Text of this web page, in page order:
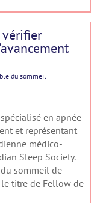
du sommeil
en apnée
et représentant
médico-
Sleep Society.
sommeil de
le titre de Fellow de